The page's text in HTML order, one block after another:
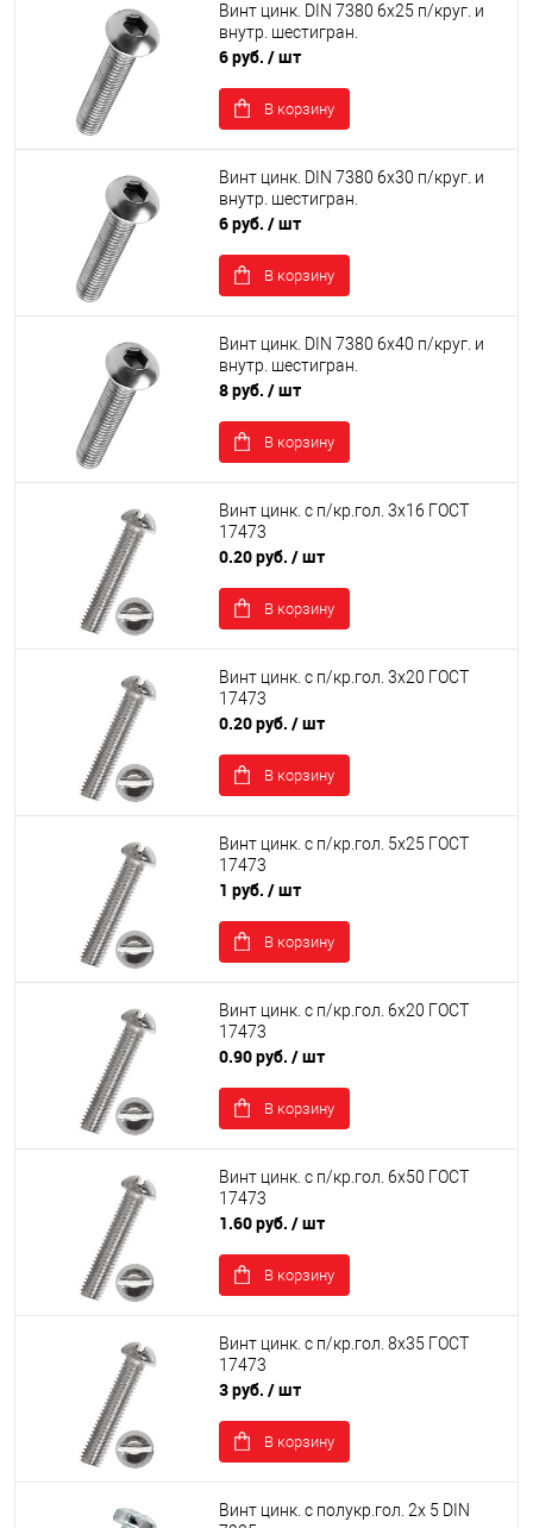
Винт цинк. DIN 7380 6х25 п/круг. и
внутр. шестигран.
6 руб. / шт
В корзину
Винт цинк. DIN 7380 6х30 п/круг. и
внутр. шестигран.
6 руб. / шт
В корзину
Винт цинк. DIN 7380 6х40 п/круг. и
внутр. шестигран.
8 руб. / шт
В корзину
Винт цинк. с п/кр.гол. 3х16 ГОСТ
17473
0.20 руб. / шт
В корзину
Винт цинк. с п/кр.гол. 3х20 ГОСТ
17473
0.20 руб. / шт
В корзину
Винт цинк. с п/кр.гол. 5х25 ГОСТ
17473
1 руб. / шт
В корзину
Винт цинк. с п/кр.гол. 6х20 ГОСТ
17473
0.90 руб. / шт
В корзину
Винт цинк. с п/кр.гол. 6х50 ГОСТ
17473
1.60 руб. / шт
В корзину
Винт цинк. с п/кр.гол. 8х35 ГОСТ
17473
3 руб. / шт
В корзину
Винт цинк. с полукр.гол. 2х 5 DIN